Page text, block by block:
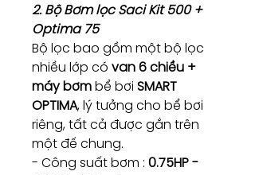
2. Bộ Bơm lọc Saci Kit 500 +
Optima 75
Bộ lọc bao gồm một bộ lọc
nhiều lớp có van 6 chiều +
máy bơmbể bơi SMART
OPTIMA, lý tưởng cho bể bơi
riêng, tất cả được gắn trên
một đế chung.
- Công suất bơm : 0.75HP -